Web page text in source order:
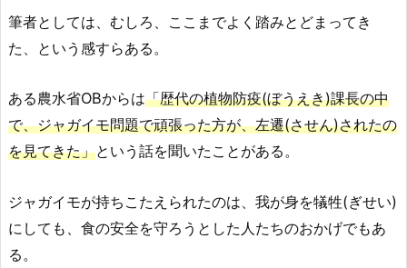
筆者としては、むしろ、ここまでよく踏みとどまってき
た、という感すらある。
ある農水省OBからは「歴代の植物防疫(ぼうえき)課長の中
で、ジャガイモ問題で頑張った方が、左遷(させん)されたの
を見てきた」という話を聞いたことがある。
ジャガイモが持ちこたえられたのは、我が身を犠牲(ぎせい)
にしても、食の安全を守ろうとした人たちのおかげでもあ
る。